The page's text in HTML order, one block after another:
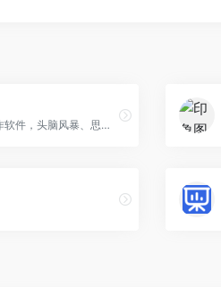
新一代免费思维导图协作软件，头脑风暴、思想共创，激发思想流动，让智慧自然涌现